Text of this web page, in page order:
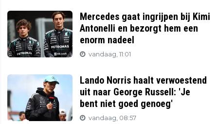
Mercedes gaat ingrijpen bij Kimi
Antonelli en bezorgt hem een
enorm nadeel
vandaag, 11:01
Lando Norris haalt verwoestend
uit naar George Russell: 'Je
bent niet goed genoeg'
vandaag, 08:57